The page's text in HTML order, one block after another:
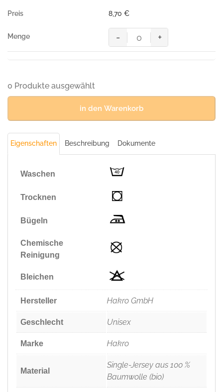
Menge
8,70 €
HAKRO
T-
Shirt
royalblau
- +
0 Produkte ausgewählt
in den Warenkorb
Eigenschaften Beschreibung Dokumente
Waschen
Trocknen
Bügeln
Chemische
Reinigung
Bleichen
Hersteller Hakro GmbH
Geschlecht Unisex
Marke Hakro
Material
Single-Jersey aus 100 %
Baumwolle (bio)